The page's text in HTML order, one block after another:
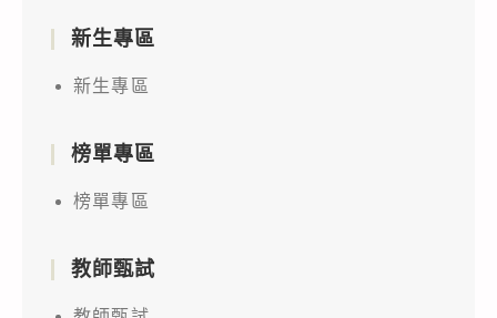
新生專區
新生專區
榜單專區
榜單專區
教師甄試